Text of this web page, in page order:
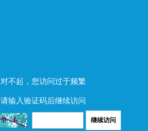
对不起，您访问过于频繁
请输入验证码后继续访问
继续访问